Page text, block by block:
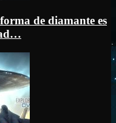
de diamante es